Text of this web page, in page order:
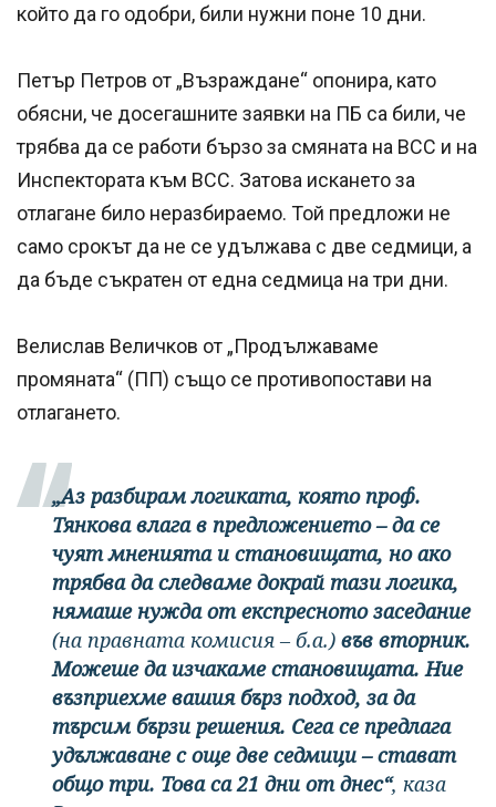
който да го одобри, били нужни поне 10 дни.
Петър Петров от „Възраждане“ опонира, като
обясни, че досегашните заявки на ПБ са били, че
трябва да се работи бързо за смяната на ВСС и на
Инспектората към ВСС. Затова искането за
отлагане било неразбираемо. Той предложи не
само срокът да не се удължава с две седмици, а
да бъде съкратен от една седмица на три дни.
Велислав Величков от „Продължаваме
промяната“ (ПП) също се противопостави на
отлагането.
„Аз разбирам логиката, която проф.
Тянкова влага в предложението – да се
чуят мненията и становищата, но ако
трябва да следваме докрай тази логика,
нямаше нужда от експресното заседание
(на правната комисия – б.а.) във вторник.
Можеше да изчакаме становищата. Ние
възприехме вашия бърз подход, за да
търсим бързи решения. Сега се предлага
удължаване с още две седмици – стават
общо три. Това са 21 дни от днес“, каза